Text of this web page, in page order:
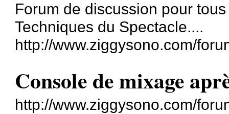
Forum de discussion pour
Techniques du Spectacle....
http://www.ziggysono.com/
Console de mixage
http://www.ziggysono.com/